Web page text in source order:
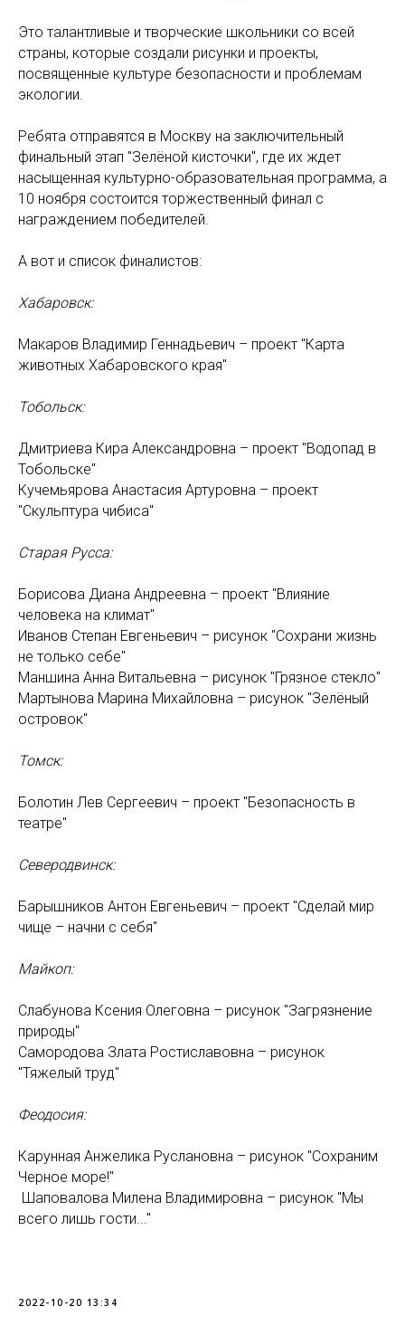
Это талантливые и творческие школьники со всей
страны, которые создали рисунки и проекты,
посвященные культуре безопасности и проблемам
экологии.
Ребята отправятся в Москву на заключительный
финальный этап "Зелёной кисточки", где их ждет
насыщенная культурно-образовательная программа, а
10 ноября состоится торжественный финал с
награждением победителей.
А вот и список финалистов:
Хабаровск:
Макаров Владимир Геннадьевич – проект "Карта
животных Хабаровского края"
Тобольск:
Дмитриева Кира Александровна – проект "Водопад в
Тобольске"
Кучемьярова Анастасия Артуровна – проект
"Скульптура чибиса"
Старая Русса:
Борисова Диана Андреевна – проект "Влияние
человека на климат"
Иванов Степан Евгеньевич – рисунок "Сохрани жизнь
не только себе"
Маншина Анна Витальевна – рисунок "Грязное стекло"
Мартынова Марина Михайловна – рисунок "Зелёный
островок"
Томск:
Болотин Лев Сергеевич – проект "Безопасность в
театре"
Северодвинск:
Барышников Антон Евгеньевич – проект "Сделай мир
чище – начни с себя"
Майкоп:
Слабунова Ксения Олеговна – рисунок "Загрязнение
природы"
Самородова Злата Ростиславовна – рисунок
"Тяжелый труд"
Феодосия:
Карунная Анжелика Руслановна – рисунок "Сохраним
Черное море!"
Шаповалова Милена Владимировна – рисунок "Мы
всего лишь гости..."
2022-10-20 13:34